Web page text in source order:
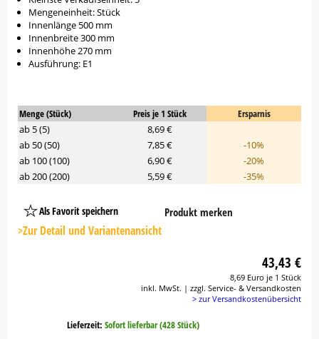
Mengeneinheit: Stück
Innenlänge 500 mm
Innenbreite 300 mm
Innenhöhe 270 mm
Ausführung: E1
Menge (Stück) Preis je 1 Stück
Ersparnis
ab 5 (5)
8,69 €
ab 50 (50)
7,85 €
-10%
ab 100 (100)
6,90 €
-20%
ab 200 (200)
5,59 € -35%
Als Favorit speichern
Platzhalter
Button
Produkt merken
>Zur Detail und Variantenansicht
43,43 €
8,69 Euro je 1 Stück
inkl. MwSt. | zzgl. Service- & Versandkosten
> zur Versandkostenübersicht
Lieferzeit: Sofort lieferbar (428 Stück)